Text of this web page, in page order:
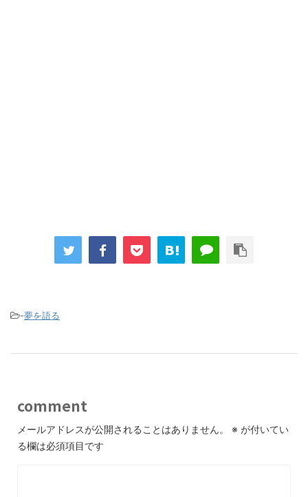
-夢を語る
comment
メールアドレスが公開されることはありません。 ※ が付いてい
る欄は必須項目です